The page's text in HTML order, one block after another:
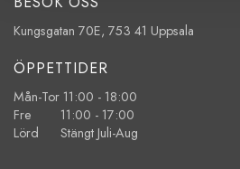
Kungsgatan 70E, 753 41 Uppsala
ÖPPETTIDER
Mån-Tor 11:00 - 18:00
Fre 11:00 - 17:00
Lörd Stängt Juli-Aug